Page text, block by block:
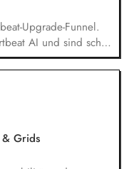
Upgrade-Funnel.
AI und sind schon
zusätzliche kompatible
oder
Deine Aufgabe
Verstehen, erklären,
und den Abschluss
Du hilfst
,
Grids